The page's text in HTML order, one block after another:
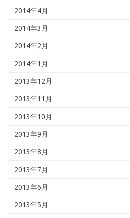
2014年4月
2014年3月
2014年2月
2014年1月
2013年12月
2013年11月
2013年10月
2013年9月
2013年8月
2013年7月
2013年6月
2013年5月